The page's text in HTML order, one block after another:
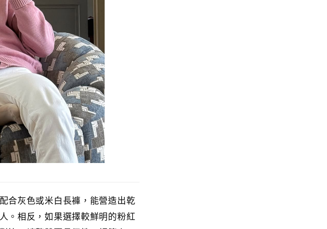
合灰色或米白長褲，能營造出乾
。相反，如果選擇較鮮明的粉紅